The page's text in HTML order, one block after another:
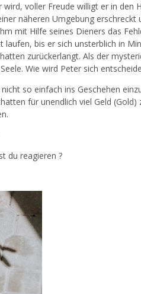
voller Freude willigt er in den
näheren Umgebung erschreckt
mit Hilfe seines Dieners das
bis er sich unsterblich in
zurückerlangt. Als der
Wie wird Peter sich
so einfach ins Geschehen
für unendlich viel Geld (Gold)
du reagieren ?